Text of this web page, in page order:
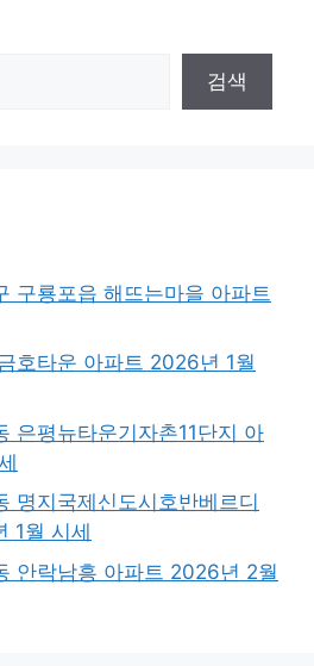
검색
구룡포읍 해뜨는마을 아파트
호타운 아파트 2026년 1월
은평뉴타운기자촌11단지 아
명지국제신도시호반베르디
1월 시세
안락남흥 아파트 2026년 2월